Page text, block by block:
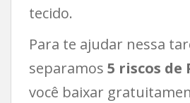
tecido.
Para te ajudar nessa
separamos 5 riscos de
você baixar